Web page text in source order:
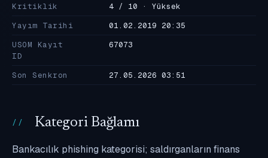
Kritiklik
4 / 10 · Yüksek
Yayım Tarihi
01.02.2019 20:35
USOM Kayıt
ID
67073
Son Senkron 27.05.2026 03:51
Kategori Bağlamı
Bankacılık phishing kategorisi; saldırganların finans